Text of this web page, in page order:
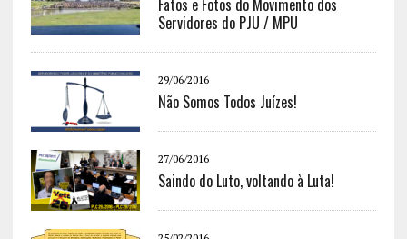
Servidores do PJU / MPU
29/06/2016
Não Somos Todos Juízes!
27/06/2016
Saindo do Luto, voltando à Luta!